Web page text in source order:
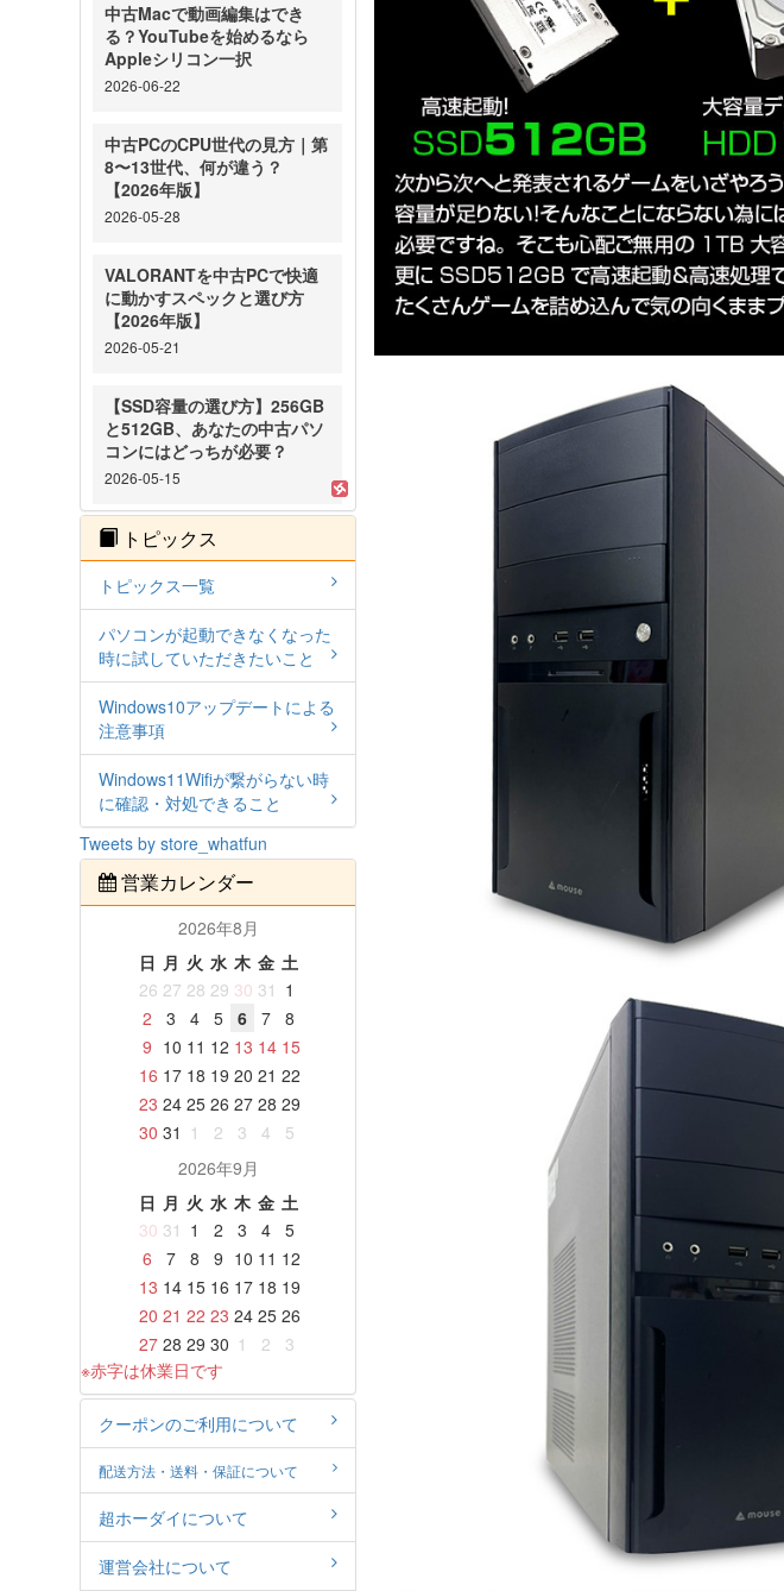
中古Macで動画編集はでき
る？YouTubeを始めるなら
Appleシリコン一択
2026-06-22
中古PCのCPU世代の見方｜第
8〜13世代、何が違う？
【2026年版】
2026-05-28
VALORANTを中古PCで快適
に動かすスペックと選び方
【2026年版】
2026-05-21
【SSD容量の選び方】256GB
と512GB、あなたの中古パソ
コンにはどっちが必要？
2026-05-15
トピックス
トピックス一覧
パソコンが起動できなくなった
時に試していただきたいこと
Windows10アップデートによる
注意事項
Windows11Wifiが繋がらない時
に確認・対処できること
Tweets by store_whatfun
営業カレンダー
2026年8月
日 月 火 水 木 金 土
26 27 28 29 30 31 1
2
3 4 5 6 7
8
9 10 11 12 13 14 15
16 17 18 19 20 21 22
23 24 25 26 27 28 29
30 31 1 2 3 4
5
2026年9月
日 月 火 水 木 金 土
30 31 1 2 3 4
5
6
7 8 9 10 11 12
13 14 15 16 17 18 19
20 21 22 23 24 25 26
27 28 29 30 1 2
3
※赤字は休業日です
クーポンのご利用について
配送方法・送料・保証について
超ホーダイについて
運営会社について